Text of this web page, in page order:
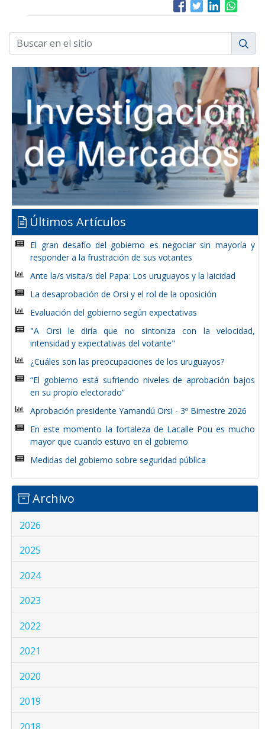
Últimos Artículos
El gran desafío del gobierno es negociar sin mayoría y
responder a la frustración de sus votantes
Ante la/s visita/s del Papa: Los uruguayos y la laicidad
La desaprobación de Orsi y el rol de la oposición
Evaluación del gobierno según expectativas
"A Orsi le diría que no sintoniza con la velocidad,
intensidad y expectativas del votante"
¿Cuáles son las preocupaciones de los uruguayos?
“El gobierno está sufriendo niveles de aprobación bajos
en su propio electorado”
Aprobación presidente Yamandú Orsi - 3º Bimestre 2026
En este momento la fortaleza de Lacalle Pou es mucho
mayor que cuando estuvo en el gobierno
Medidas del gobierno sobre seguridad pública
Archivo
2026
2025
2024
2023
2022
2021
2020
2019
2018